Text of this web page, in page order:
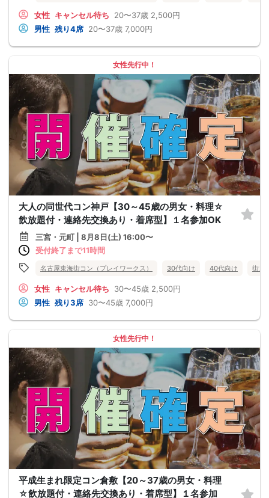
女性 キャンセル待ち 20〜37歳 2,500円
男性 残り4席 20〜37歳 7,000円
女性先行中！
大人の同世代コン神戸【30～45歳の男女・料理☆
飲放題付・連絡先交換あり・着席型】１名参加OK
三宮・元町 | 8月8日(土) 16:00〜
受付終了まで11時間
名古屋東海街コン（プレイワークス） 30代向け 40代向け 街コ
女性 キャンセル待ち 30〜45歳 2,500円
男性 残り3席 30〜45歳 7,000円
女性先行中！
平成生まれ限定コン倉敷【20～37歳の男女・料理
☆飲放題付・連絡先交換あり・着席型】１名参加